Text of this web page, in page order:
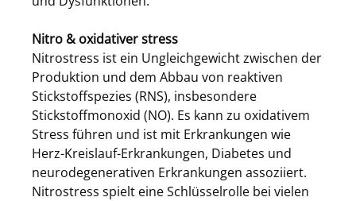
Nitro & oxidativer stress
Nitrostress ist ein Ungleichgewicht zwischen der
Produktion und dem Abbau von reaktiven
Stickstoffspezies (RNS), insbesondere
Stickstoffmonoxid (NO). Es kann zu oxidativem
Stress führen und ist mit Erkrankungen wie
Herz-Kreislauf-Erkrankungen, Diabetes und
neurodegenerativen Erkrankungen assoziiert.
Nitrostress spielt eine Schlüsselrolle bei vielen